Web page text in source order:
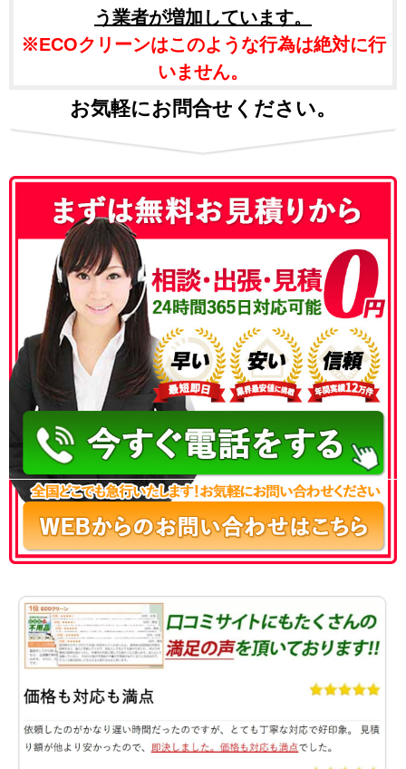
う業者が増加しています。
※ECOクリーンはこのような行為は絶対に行
いません。
お気軽にお問合せください。
050-3186-4780